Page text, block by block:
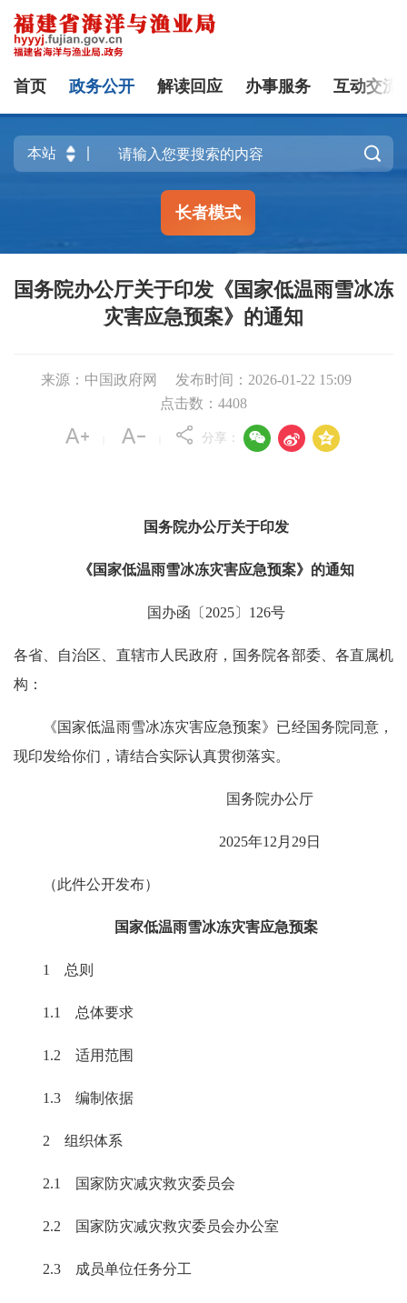
首页 政务公开 解读回应 办事服务 互动交流

长者模式
国务院办公厅关于印发《国家低温雨雪冰冻
灾害应急预案》的通知
来源：中国政府网
发布时间：2026-01-22 15:09
点击数： 4408
分享：   
国务院办公厅关于印发
《国家低温雨雪冰冻灾害应急预案》的通知
国办函〔2025〕126号
各省、自治区、直辖市人民政府，国务院各部委、各直属机
构：
《国家低温雨雪冰冻灾害应急预案》已经国务院同意，
现印发给你们，请结合实际认真贯彻落实。
国务院办公厅
2025年12月29日
（此件公开发布）
国家低温雨雪冰冻灾害应急预案
1 总则
1.1 总体要求
1.2 适用范围
1.3 编制依据
2 组织体系
2.1 国家防灾减灾救灾委员会
2.2 国家防灾减灾救灾委员会办公室
2.3 成员单位任务分工